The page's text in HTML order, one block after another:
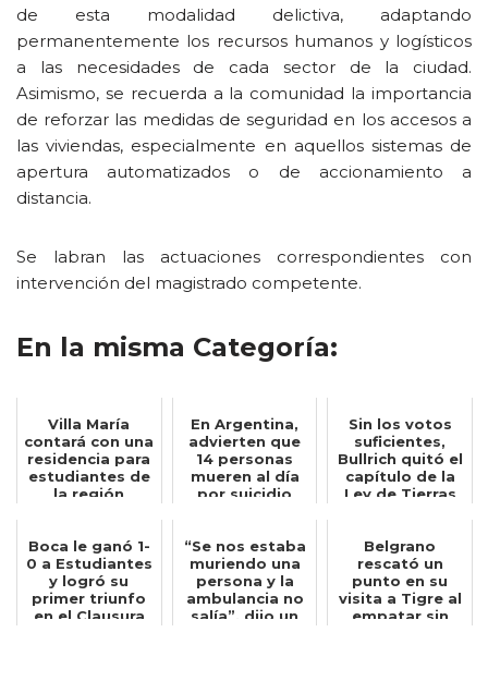
de esta modalidad delictiva, adaptando
permanentemente los recursos humanos y logísticos
a las necesidades de cada sector de la ciudad.
Asimismo, se recuerda a la comunidad la importancia
de reforzar las medidas de seguridad en los accesos a
las viviendas, especialmente en aquellos sistemas de
apertura automatizados o de accionamiento a
distancia.
Se labran las actuaciones correspondientes con
intervención del magistrado competente.
En la misma Categoría:
Villa María
contará con una
residencia para
estudiantes de
la región
En Argentina,
advierten que
14 personas
mueren al día
por suicidio
Sin los votos
suficientes,
Bullrich quitó el
capítulo de la
Ley de Tierras
Boca le ganó 1-
0 a Estudiantes
y logró su
primer triunfo
en el Clausura
“Se nos estaba
muriendo una
persona y la
ambulancia no
salía”, dijo un
Belgrano
rescató un
punto en su
visita a Tigre al
empatar sin